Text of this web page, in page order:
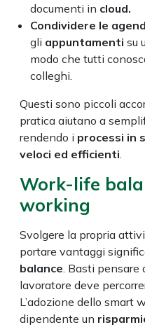
documenti in cloud.
Condividere le
gli appuntamenti su
modo che tutti
colleghi.
Questi sono piccoli
pratica aiutano a
rendendo i processi in
veloci ed efficienti
Work-life
working
Svolgere la propria
portare vantaggi
balance . Basti pensare
lavoratore deve
L’adozione dello smart
dipendente un